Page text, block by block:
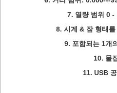
7. 열량 범위 0
8. 시계 & 잠 형태
9. 포함되는 1개
10. 물
11. USB